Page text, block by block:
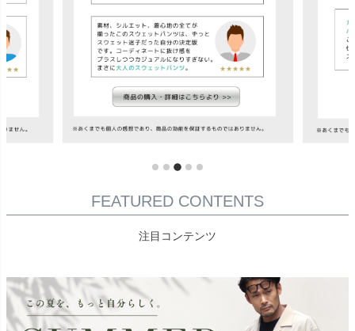
FEATURED CONTENTS
注目コンテンツ